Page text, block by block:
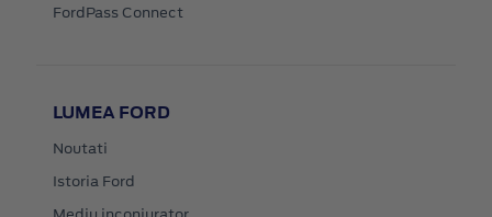
FordPass Connect
LUMEA FORD
Noutati
Istoria Ford